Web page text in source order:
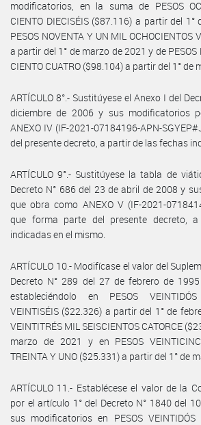
modificatorios, en la suma de PESOS
CIENTO DIECISÉIS ($87.116) a partir del
PESOS NOVENTA Y UN MIL OCHOCIENTOS
a partir del 1° de marzo de 2021 y de PESOS
CIENTO CUATRO ($98.104) a partir del 1° de
ARTÍCULO 8°.- Sustitúyese el Anexo I del
diciembre de 2006 y sus modificatorios
ANEXO IV (IF-2021-07184196-APN-
del presente decreto, a partir de las fechas
ARTÍCULO 9°.- Sustitúyese la tabla de
Decreto N° 686 del 23 de abril de 2008 y
que obra como ANEXO V (IF-2021-
que forma parte del presente decreto,
indicadas en el mismo.
ARTÍCULO 10.- Modifícase el valor del
Decreto N° 289 del 27 de febrero de
estableciéndolo en PESOS
VEINTISÉIS ($22.326) a partir del 1° de
VEINTITRÉS MIL SEISCIENTOS CATORCE
marzo de 2021 y en PESOS
TREINTA Y UNO ($25.331) a partir del 1° de
ARTÍCULO 11.- Establécese el valor de la
por el artículo 1° del Decreto N° 1840 del
sus modificatorios en PESOS VEINTIDÓS